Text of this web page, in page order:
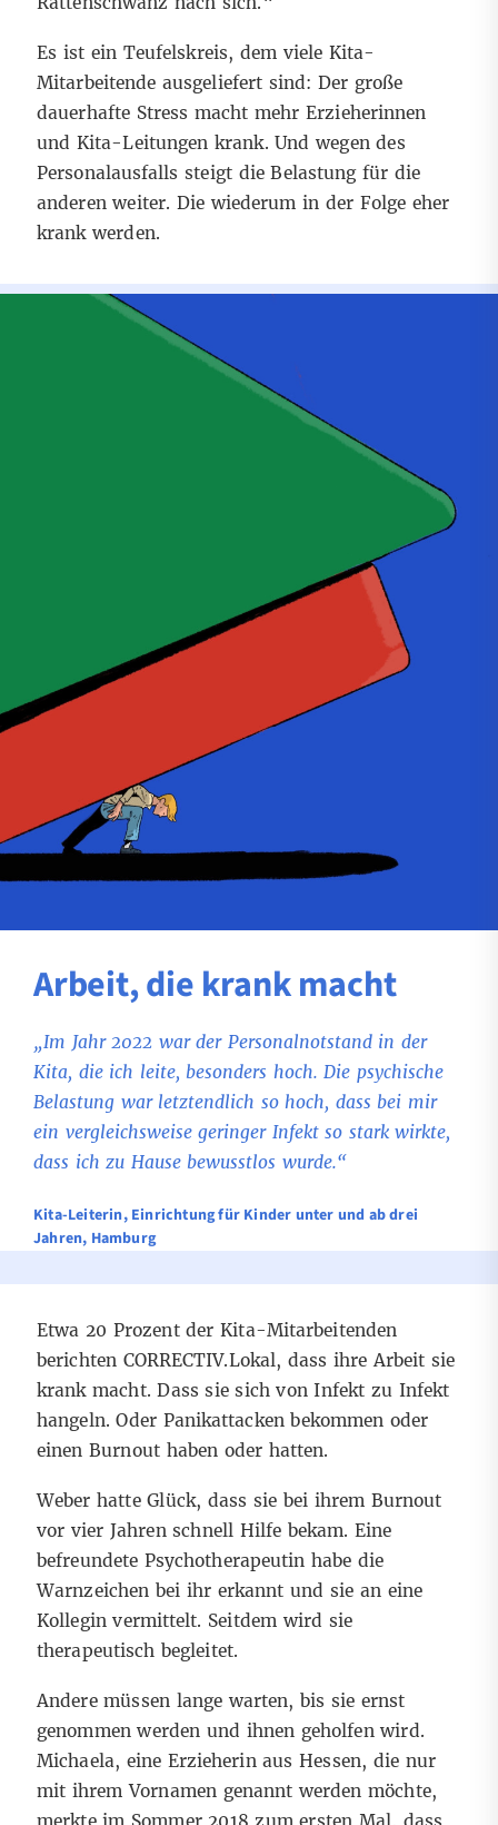
Es ist ein Teufelskreis, dem viele Kita-
Mitarbeitende ausgeliefert sind: Der große
dauerhafte Stress macht mehr Erzieherinnen
und Kita-Leitungen krank. Und wegen des
Personalausfalls steigt die Belastung für die
anderen weiter. Die wiederum in der Folge eher
krank werden.
Arbeit, die krank macht​
„Im Jahr 2022 war der Personalnotstand in der
Kita, die ich leite, besonders hoch. Die psychische
Belastung war letztendlich so hoch, dass bei mir
ein vergleichsweise geringer Infekt so stark wirkte,
dass ich zu Hause bewusstlos wurde.“
Kita-Leiterin, Einrichtung für Kinder unter und ab drei
Jahren, Hamburg
Etwa 20 Prozent der Kita-Mitarbeitenden
berichten CORRECTIV.Lokal, dass ihre Arbeit sie
krank macht. Dass sie sich von Infekt zu Infekt
hangeln. Oder Panikattacken bekommen oder
einen Burnout haben oder hatten.
Weber hatte Glück, dass sie bei ihrem Burnout
vor vier Jahren schnell Hilfe bekam. Eine
befreundete Psychotherapeutin habe die
Warnzeichen bei ihr erkannt und sie an eine
Kollegin vermittelt. Seitdem wird sie
therapeutisch begleitet.
Andere müssen lange warten, bis sie ernst
genommen werden und ihnen geholfen wird.
Michaela, eine Erzieherin aus Hessen, die nur
mit ihrem Vornamen genannt werden möchte,
merkte im Sommer 2018 zum ersten Mal, dass